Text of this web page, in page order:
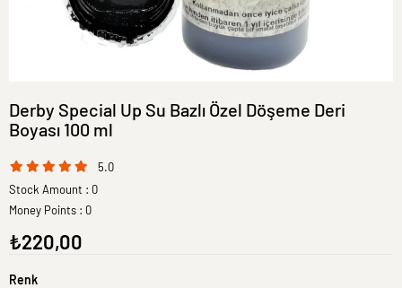
Derby Special Up Su Bazlı Özel Döşeme Deri
Boyası 100 ml
5.0
Stock Amount : 0
Money Points : 0
₺220,00
Renk